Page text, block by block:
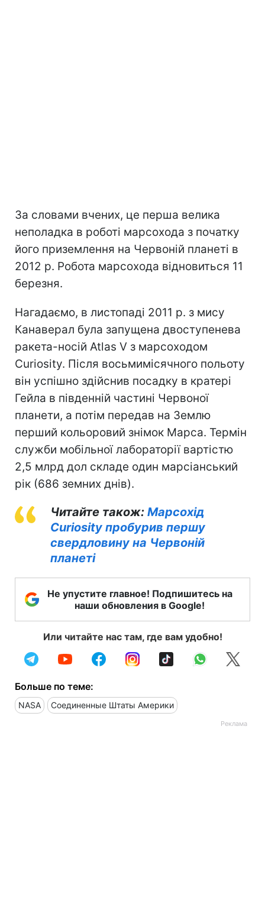
За словами вчених, це перша велика
неполадка в роботі марсохода з початку
його приземлення на Червоній планеті в
2012 р. Робота марсохода відновиться 11
березня.
Нагадаємо, в листопаді 2011 р. з мису
Канаверал була запущена двоступенева
ракета-носій Atlas V з марсоходом
Curiosity. Після восьмимісячного польоту
він успішно здійснив посадку в кратері
Гейла в південній частині Червоної
планети, а потім передав на Землю
перший кольоровий знімок Марса. Термін
служби мобільної лабораторії вартістю
2,5 млрд дол складе один марсіанський
рік (686 земних днів).
Читайте також: Марсохід
Curiosity пробурив першу
свердловину на Червоній
планеті
Не упустите главное! Подпишитесь на
наши обновления в Google!
Или читайте нас там, где вам удобно!
Больше по теме:
NASA Соединенные Штаты Америки